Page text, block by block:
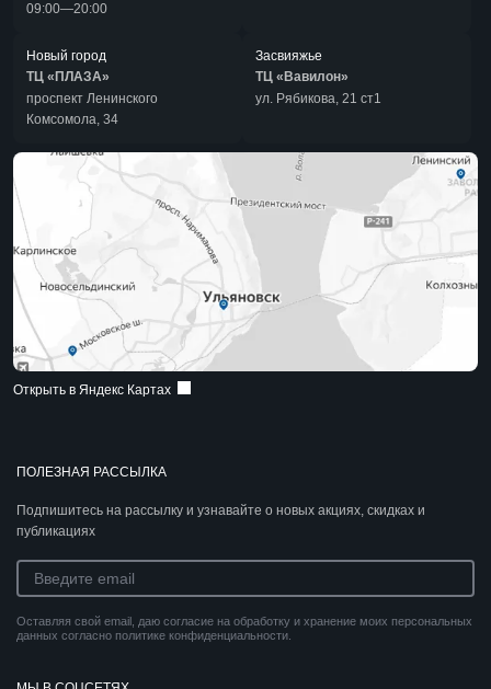
ПОЛЕЗНАЯ РАССЫЛКА
Подпишитесь на рассылку и узнавайте о новых акциях, скидках и
публикациях
Оставляя свой email, даю согласие на обработку и хранение моих персональных
данных согласно политике конфиденциальности.
09:00—20:00
Новый город
ТЦ «ПЛАЗА»
проспект Ленинского
Комсомола, 34
Засвияжье
ТЦ «Вавилон»
ул. Рябикова, 21 ст1
Открыть в Яндекс Картах